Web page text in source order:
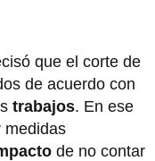
que el corte de
de acuerdo con
trabajos. En ese
medidas
de no contar